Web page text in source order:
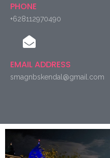
PHONE
+628112970490
EMAIL ADDRESS
smagnbskendal@gmail.com